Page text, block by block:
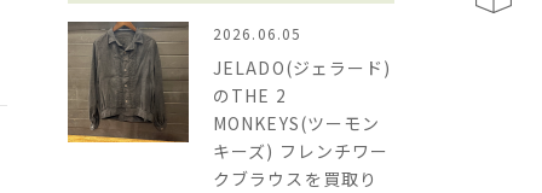
2026.06.05
JELADO(ジェラード)
のTHE 2
MONKEYS(ツーモン
キーズ) フレンチワー
クブラウスを買取り